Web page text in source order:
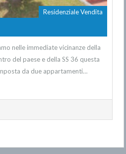
Residenziale Vendita
nelle immediate vicinanze della
del paese e della SS 36 questa
da due appartamenti…